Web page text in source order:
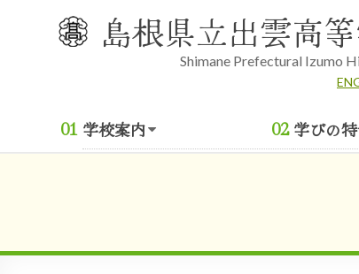
島根県立出雲高
Shimane Prefectural Izumo
学校案内 学びの